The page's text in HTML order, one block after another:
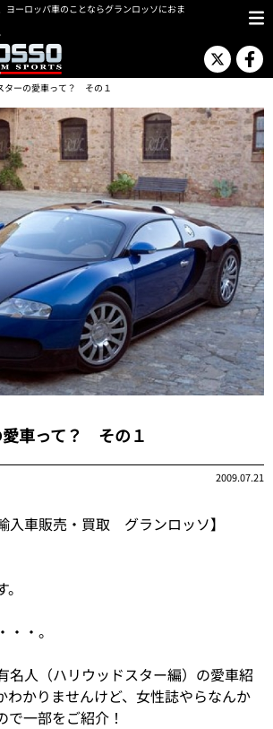
ヨーロッパ車のことならグランロッソにおま
ターの愛車って？ その１
車って？ その１
2009.07.21
車販売・買取 グランロッソ】
・。
名人（ハリウッドスター編）の愛車紹
わかりませんけど、女性誌やらなんか
で一部をご紹介！